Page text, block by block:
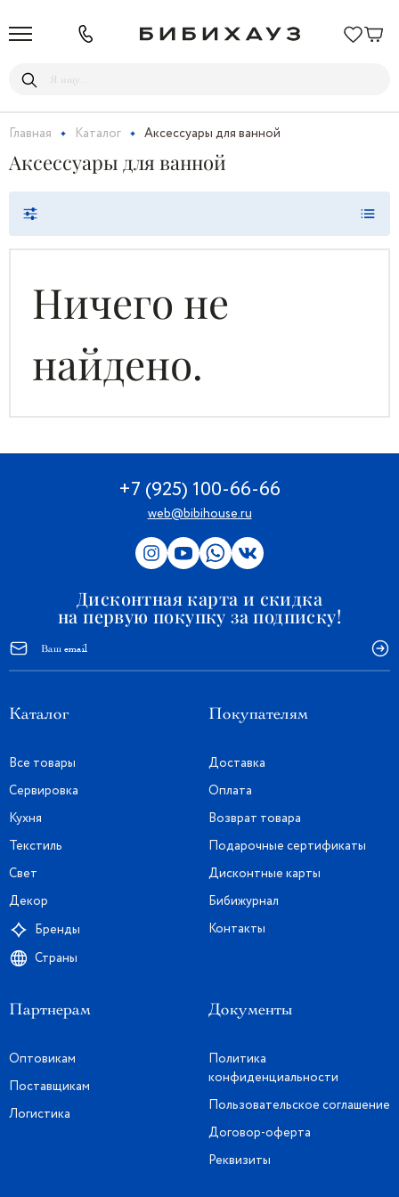
Главная Каталог Аксессуары для ванной
Аксессуары для ванной
Ничего не
найдено.
+7 (925) 100-66-66
web@bibihouse.ru
Дисконтная карта и скидка
на первую покупку за подписку!
Каталог
Все товары
Сервировка
Кухня
Текстиль
Свет
Декор
Бренды
Страны
Покупателям
Доставка
Оплата
Возврат товара
Подарочные сертификаты
Дисконтные карты
Бибижурнал
Контакты
Партнерам
Оптовикам
Поставщикам
Логистика
Документы
Политика
конфиденциальности
Пользовательское соглашение
Договор-оферта
Реквизиты